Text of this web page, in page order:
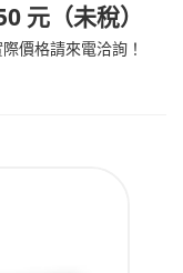
元（未稅）
價格請來電洽詢！